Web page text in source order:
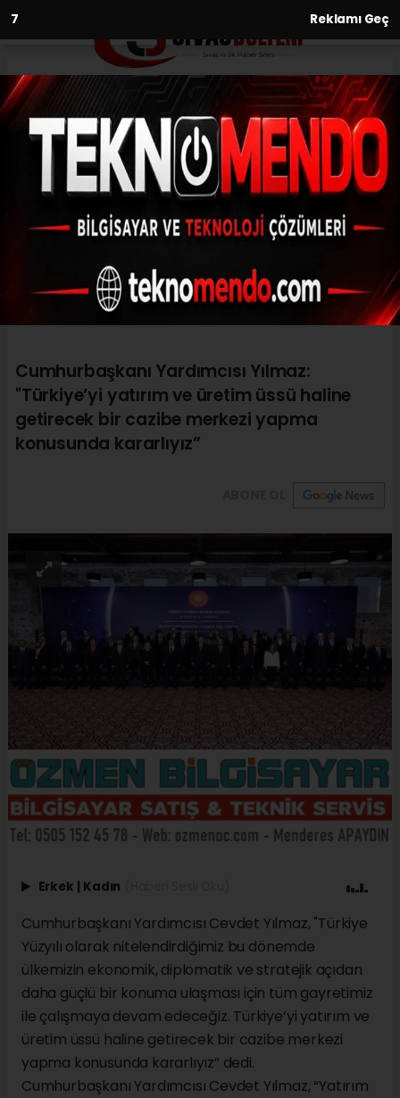
6 Reklamı Geç
Anasayfa
Cumhurbaşkanı Yardımcısı
Yılmaz: "Türkiye’yi yatırım ve
üretim üssü haline getirecek
bir cazibe merkezi yapma
konusunda kararlıyız”
(İHA) - İhlas Haber Ajansı | 28.09.2024 - 19:30, Güncelleme:
28.09.2024 - 19:18
Cumhurbaşkanı Yardımcısı Yılmaz:
"Türkiye’yi yatırım ve üretim üssü haline
getirecek bir cazibe merkezi yapma
konusunda kararlıyız”
Erkek | Kadın
Cumhurbaşkanı Yardımcısı Cevdet Yılmaz, "Türkiye
Yüzyılı olarak nitelendirdiğimiz bu dönemde
ülkemizin ekonomik, diplomatik ve stratejik açıdan
daha güçlü bir konuma ulaşması için tüm gayretimiz
ile çalışmaya devam edeceğiz. Türkiye’yi yatırım ve
üretim üssü haline getirecek bir cazibe merkezi
yapma konusunda kararlıyız” dedi.
Cumhurbaşkanı Yardımcısı Cevdet Yılmaz, “Yatırım